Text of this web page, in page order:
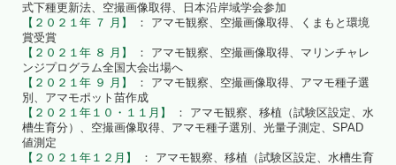
式下種更新法、空撮画像取得、日本沿岸域学会参加
【２０２１年 ７ 月】
： アマモ観察、空撮画像取得、くまもと環境
賞受賞
【２０２１年 ８ 月】
： アマモ観察、空撮画像取得、マリンチャレ
ンジプログラム全国大会出場へ
【２０２１年 ９ 月】
： アマモ観察、空撮画像取得、アマモ種子選
別、アマモポット苗作成
【２０２１年１０・１１月】
： アマモ観察、移植（試験区設定、水
槽生育分）、空撮画像取得、アマモ種子選別、光量子測定、SPAD
値測定
【２０２１年１２月】
： アマモ観察、移植（試験区設定、水槽生育